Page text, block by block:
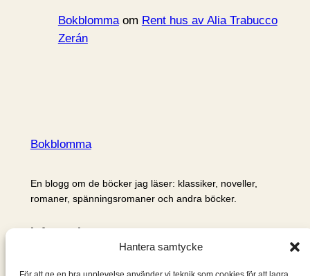
Hantera samtycke
Bokblommaom Rent hus av Alia Trabucco
Zerán
Bokblomma
En blogg om de böcker jag läser: klassiker, noveller,
romaner, spänningsromaner och andra böcker.
Information
Om mig & om bloggen